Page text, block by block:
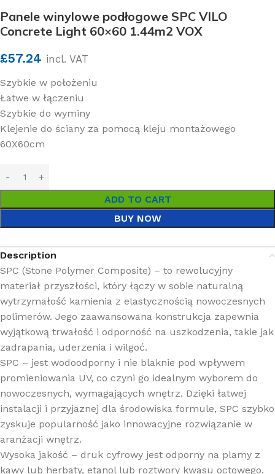
Panele winylowe podłogowe SPC VILO
Concrete Light 60×60 1.44m2 VOX
£57.24 incl. VAT
Szybkie w położeniu
Łatwe w łączeniu
Szybkie do wyminy
Klejenie do ściany za pomocą kleju montażowego
60X60cm
ADD TO CART
BUY NOW
Description
SPC (Stone Polymer Composite) – to rewolucyjny
materiał przyszłości, który łączy w sobie naturalną
wytrzymałość kamienia z elastycznością nowoczesnych
polimerów. Jego zaawansowana konstrukcja zapewnia
wyjątkową trwałość i odporność na uszkodzenia, takie jak
zadrapania, uderzenia i wilgoć.
SPC – jest wodoodporny i nie blaknie pod wpływem
promieniowania UV, co czyni go idealnym wyborem do
nowoczesnych, wymagających wnętrz. Dzięki łatwej
instalacji i przyjaznej dla środowiska formule, SPC szybko
zyskuje popularność jako innowacyjne rozwiązanie w
aranżacji wnętrz.
Wysoka jakość – druk cyfrowy jest odporny na plamy z
kawy lub herbaty, etanol lub roztwory kwasu octowego.